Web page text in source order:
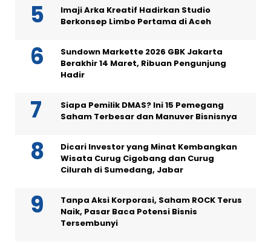
Imaji Arka Kreatif Hadirkan Studio
Berkonsep Limbo Pertama di Aceh
Sundown Markette 2026 GBK Jakarta
Berakhir 14 Maret, Ribuan Pengunjung
Hadir
Siapa Pemilik DMAS? Ini 15 Pemegang
Saham Terbesar dan Manuver Bisnisnya
Dicari Investor yang Minat Kembangkan
Wisata Curug Cigobang dan Curug
Cilurah di Sumedang, Jabar
Tanpa Aksi Korporasi, Saham ROCK Terus
Naik, Pasar Baca Potensi Bisnis
Tersembunyi